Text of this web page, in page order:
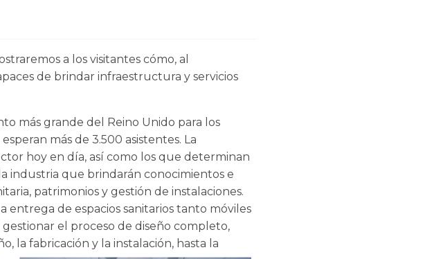
a los visitantes cómo, al
de brindar infraestructura y servicios
más grande del Reino Unido para los
más de 3.500 asistentes. La
hoy en día, así como los que determinan
industria que brindarán conocimientos e
patrimonios y gestión de instalaciones.
de espacios sanitarios tanto móviles
el proceso de diseño completo,
la fabricación y la instalación, hasta la